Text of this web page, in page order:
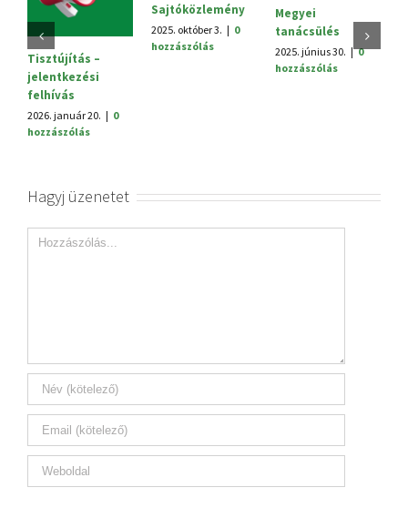
Tisztújítás –
jelentkezési
felhívás
2026. január 20. | 0
hozzászólás
Sajtóközlemény
2025. október 3. | 0
hozzászólás
Megyei
tanácsülés
2025. június 30. | 0
hozzászólás
Hagyj üzenetet